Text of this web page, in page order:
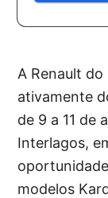
A Renault
ativamente
de 9 a 11 de
Interlagos,
modelos